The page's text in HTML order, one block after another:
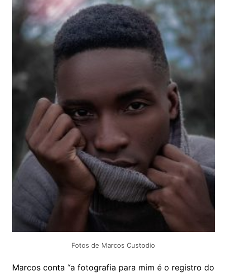
Fotos de Marcos Custodio
Marcos conta “a fotografia para mim é o registro do